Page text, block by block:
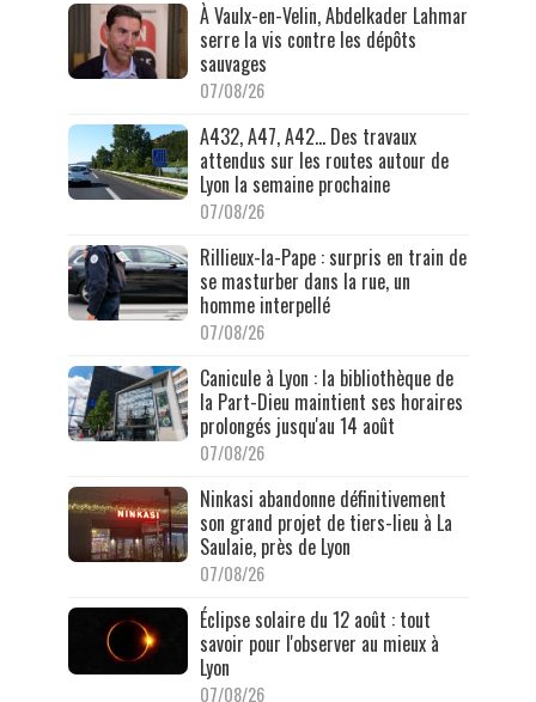
À Vaulx-en-Velin, Abdelkader Lahmar
serre la vis contre les dépôts
sauvages
07/08/26
A432, A47, A42… Des travaux
attendus sur les routes autour de
Lyon la semaine prochaine
07/08/26
Rillieux-la-Pape : surpris en train de
se masturber dans la rue, un
homme interpellé
07/08/26
Canicule à Lyon : la bibliothèque de
la Part-Dieu maintient ses horaires
prolongés jusqu'au 14 août
07/08/26
Ninkasi abandonne définitivement
son grand projet de tiers-lieu à La
Saulaie, près de Lyon
07/08/26
Éclipse solaire du 12 août : tout
savoir pour l'observer au mieux à
Lyon
07/08/26